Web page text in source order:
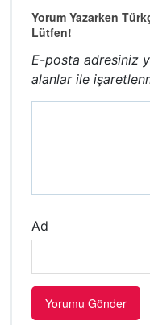
Yorum Yazarken
Lütfen!
E-posta adresiniz
alanlar ile
Ad